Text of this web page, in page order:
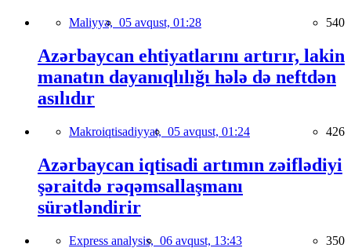
Maliyyə, 05 avqust, 01:28 540
Azərbaycan ehtiyatlarını artırır, lakin
manatın dayanıqlılığı hələ də neftdən
asılıdır
Makroiqtisadiyyat, 05 avqust, 01:24 426
Azərbaycan iqtisadi artımın zəiflədiyi
şəraitdə rəqəmsallaşmanı
sürətləndirir
Express analysis, 06 avqust, 13:43 350